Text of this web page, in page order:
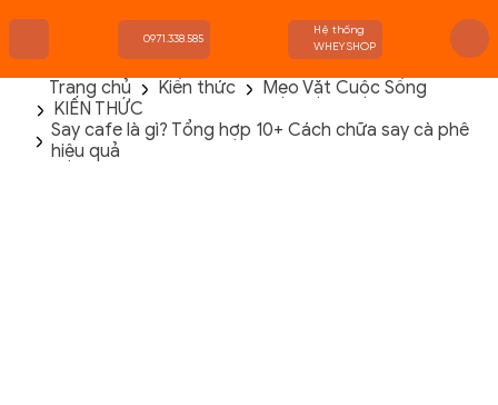
TRANG CHỦ
FLASH SALE
THANH LÝ
0971.338.585
Hệ thống
WHEYSHOP
Trang chủ Kiến thức
Mẹo Vặt Cuộc Sống
KIẾN THỨC
Say cafe là gì? Tổng hợp 10+ Cách chữa say cà phê
hiệu quả